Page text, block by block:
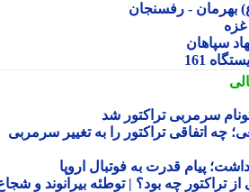
- رفسنجان
تراکتور شد
اتفاقی تراکتور را به تغییر سرمربی
پیام قدرت به فوتبال اروپا
چه بود؟ | توطئه بیرانوند و شجاع